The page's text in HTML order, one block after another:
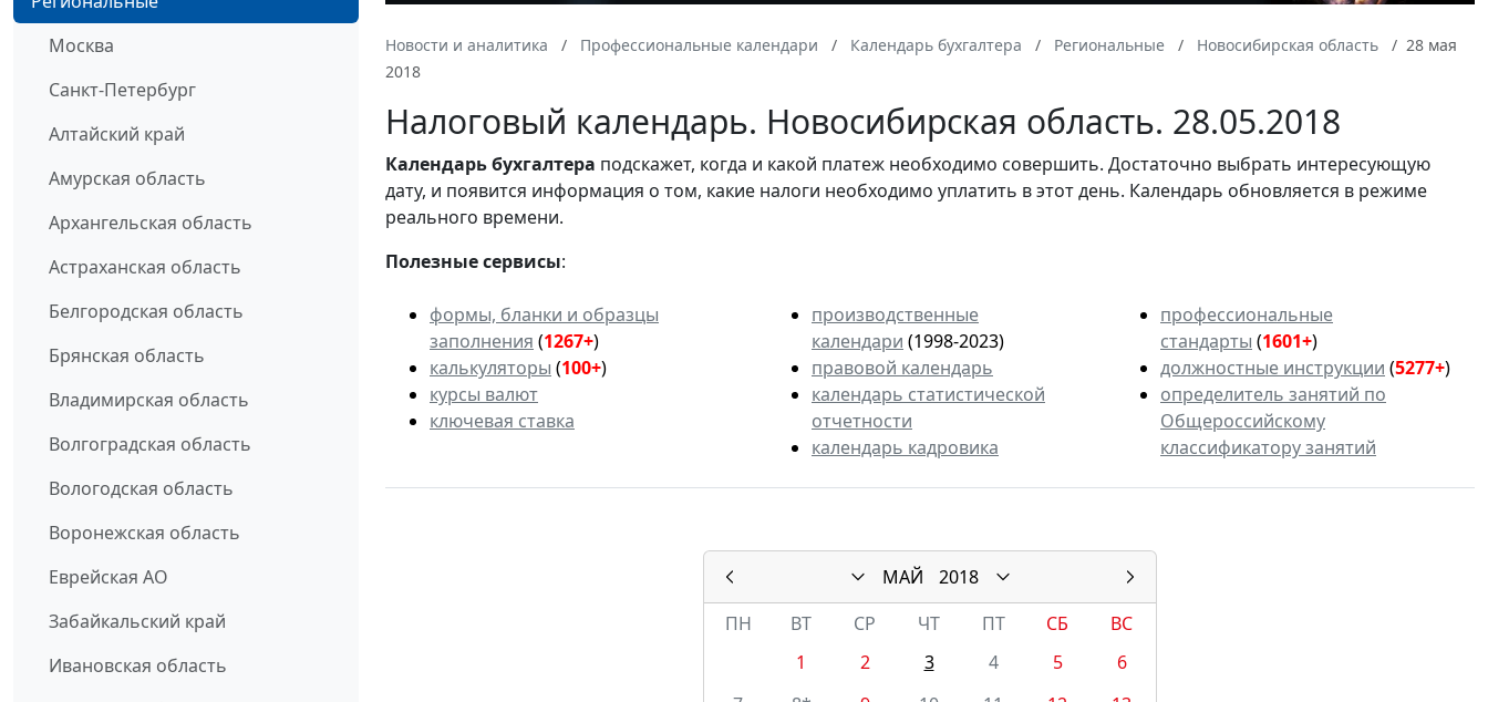
Москва
Санкт-Петербург
Алтайский край
Амурская область
Архангельская область
Астраханская область
Белгородская область
Брянская область
Владимирская область
Волгоградская область
Вологодская область
Воронежская область
Еврейская АО
Забайкальский край
Ивановская область
Новости и аналитика Профессиональные календари Календарь бухгалтера Региональные Новосибирская область
28 мая
2018
Налоговый календарь. Новосибирская область. 28.05.2018
Календарьбухгалтера подскажет, когда и какой платеж необходимо совершить. Достаточно выбрать интересующую
дату, и появится информация о том, какие налоги необходимо уплатить в этот день. Календарь обновляется в режиме
реального времени.
Полезные сервисы:
формы, бланки и образцы
заполнения (1267+)
калькуляторы (100+)
курсы валют
ключевая ставка
производственные
календари (1998-2023)
правовой календарь
календарь статистической
отчетности
календарь кадровика
профессиональные
стандарты (1601+)
должностные инструкции (5277+)
определитель занятий по
Общероссийскому
классификатору занятий
МАЙ
2018
ПН
ВТ СР ЧТ ПТ СБ
ВС
1
2 3 4 5
6